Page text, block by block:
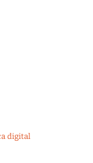
digital